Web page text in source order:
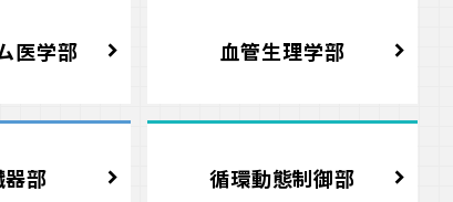
医学部 血管生理学部
器部 循環動態制御部